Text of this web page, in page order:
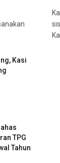
Kasi
TPG
Tahun